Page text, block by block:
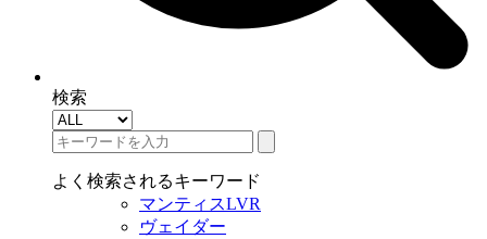
検索
よく検索されるキーワード
マンティスLVR
ヴェイダー